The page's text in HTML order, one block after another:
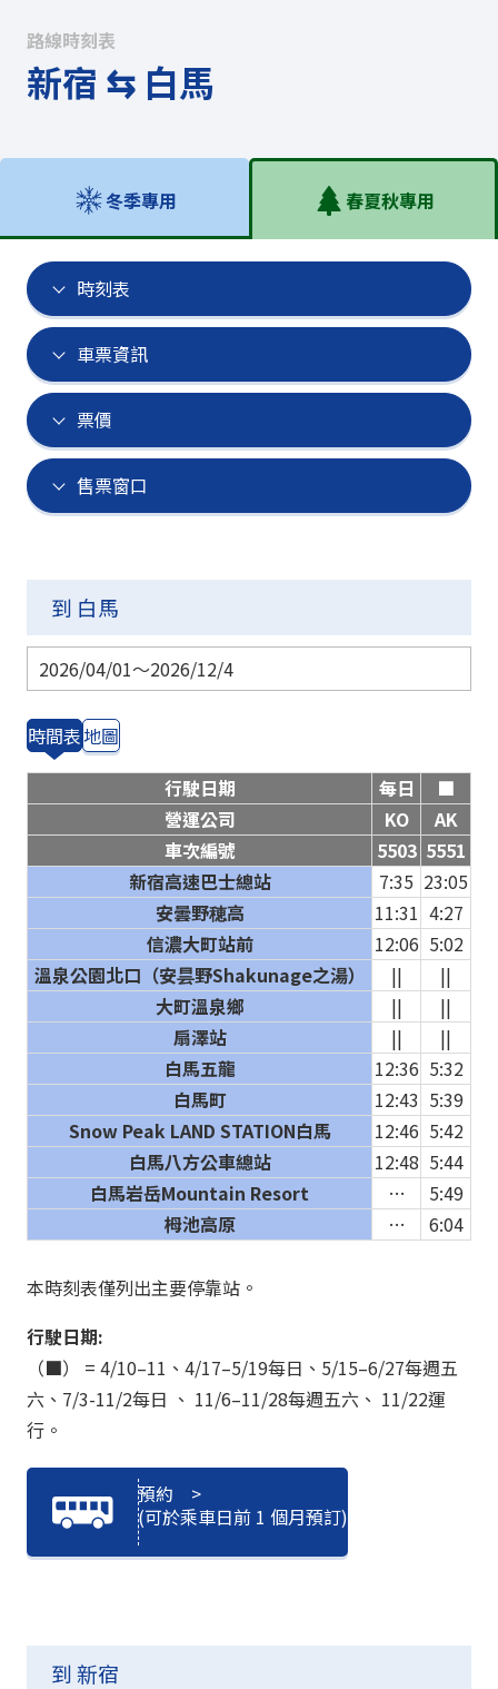
路線時刻表
新宿 ⇆ 白馬
冬季專用 春夏秋專用
時刻表
車票資訊
票價
售票窗口
到 白馬
2026/04/01～2026/12/4
時間表地圖
行駛日期
每日
■
營運公司
KO
AK
車次編號
5503 5551
新宿高速巴士總站
7:35 23:05
安曇野穂高
11:31 4:27
信濃大町站前
12:06 5:02
溫泉公園北口（安昙野Shakunage之湯）
||
||
大町溫泉鄉
||
||
扇澤站
||
||
白馬五龍
12:36 5:32
白馬町
12:43 5:39
Snow Peak LAND STATION白馬
12:46 5:42
白馬八方公車總站
12:48 5:44
白馬岩岳Mountain Resort
…
5:49
栂池高原
… 6:04
本時刻表僅列出主要停靠站。
行駛日期:
（■） = 4/10–11、4/17–5/19每日、5/15–6/27每週五
六、7/3-11/2每日 、 11/6–11/28每週五六、 11/22運
行。
預約 >
(可於乘車日前 1 個月預訂)
到 新宿